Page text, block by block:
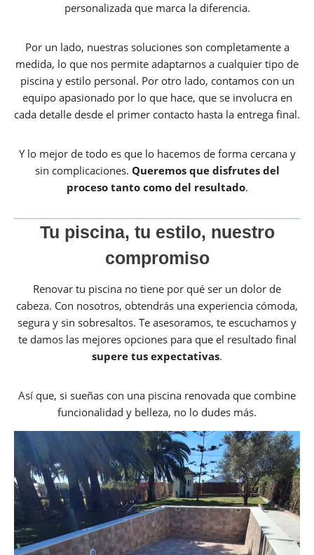
personalizada que marca la diferencia.
Por un lado, nuestras soluciones son completamente a
medida, lo que nos permite adaptarnos a cualquier tipo de
piscina y estilo personal. Por otro lado, contamos con un
equipo apasionado por lo que hace, que se involucra en
cada detalle desde el primer contacto hasta la entrega final.
Y lo mejor de todo es que lo hacemos de forma cercana y
sin complicaciones. Queremos que disfrutes del
proceso tanto como del resultado.
Tu piscina, tu estilo, nuestro
compromiso
Renovar tu piscina no tiene por qué ser un dolor de
cabeza. Con nosotros, obtendrás una experiencia cómoda,
segura y sin sobresaltos. Te asesoramos, te escuchamos y
te damos las mejores opciones para que el resultado final
supere tus expectativas.
Así que, si sueñas con una piscina renovada que combine
funcionalidad y belleza, no lo dudes más.